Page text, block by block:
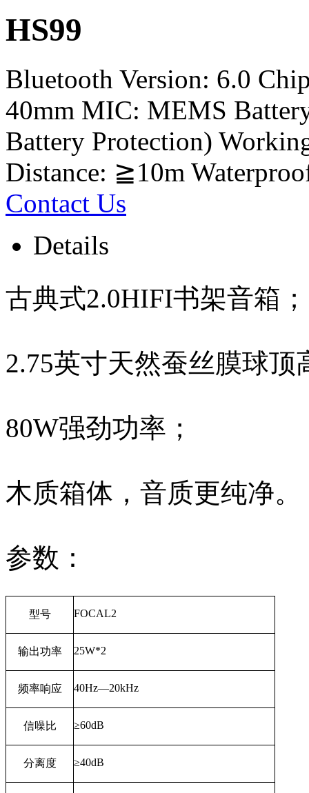
HS99
Bluetooth Version: 6.0
40mm MIC: MEMS
Battery Protection)
Distance: ≧10m
Contact Us
Details
古典式2.0HIFI书架音箱；
2.75英寸天然蚕丝膜球顶
80W强劲功率；
木质箱体，音质更纯净。
参数：
型号 FOCAL2
输出功率 25W*2
频率响应 40Hz—20kHz
信噪比 ≥60dB
分离度 ≥40dB